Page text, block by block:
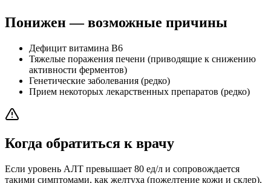
Понижен — возможные причины
Дефицит витамина B6
Тяжелые поражения печени (приводящие к снижению
активности ферментов)
Генетические заболевания (редко)
Прием некоторых лекарственных препаратов (редко)
Когда обратиться к врачу
Если уровень АЛТ превышает 80 ед/л и сопровождается
такими симптомами, как желтуха (пожелтение кожи и склер),